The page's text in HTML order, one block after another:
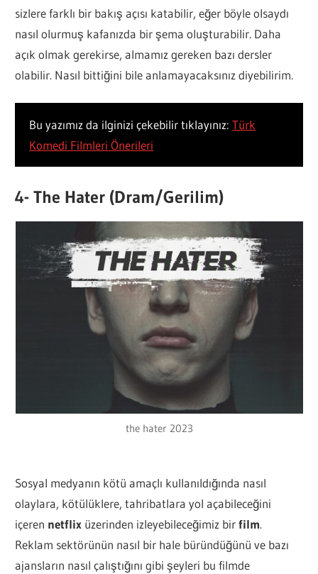
sizlere farklı bir bakış açısı katabilir, eğer böyle olsaydı
nasıl olurmuş kafanızda bir şema oluşturabilir. Daha
açık olmak gerekirse, almamız gereken bazı dersler
olabilir. Nasıl bittiğini bile anlamayacaksınız diyebilirim.
Bu yazımız da ilginizi çekebilir tıklayınız:Türk
Komedi Filmleri Önerileri
4- The Hater (Dram/Gerilim)
the hater 2023
Sosyal medyanın kötü amaçlı kullanıldığında nasıl
olaylara, kötülüklere, tahribatlara yol açabileceğini
içeren netflix üzerinden izleyebileceğimiz birfilm.
Reklam sektörünün nasıl bir hale büründüğünü ve bazı
ajansların nasıl çalıştığını gibi şeyleri bu filmde